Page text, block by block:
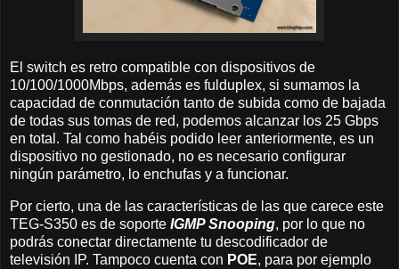
El switch es retro compatible con dispositivos de
10/100/1000Mbps, además es fulduplex, si sumamos la
capacidad de conmutación tanto de subida como de bajada
de todas sus tomas de red, podemos alcanzar los 25 Gbps
en total. Tal como habéis podido leer anteriormente, es un
dispositivo no gestionado, no es necesario configurar
ningún parámetro, lo enchufas y a funcionar.
Por cierto, una de las características de las que carece este
TEG-S350 es de soporte IGMP Snooping, por lo que no
podrás conectar directamente tu descodificador de
televisión IP. Tampoco cuenta con POE, para por ejemplo